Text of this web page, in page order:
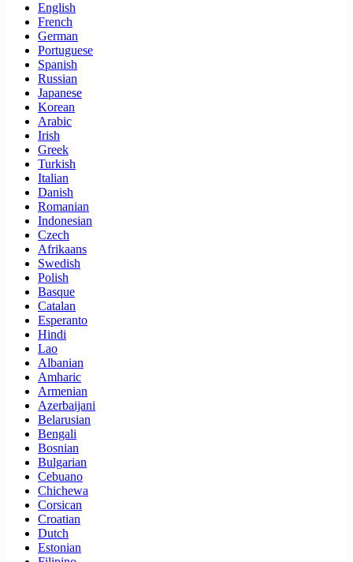
English
French
German
Portuguese
Spanish
Russian
Japanese
Korean
Arabic
Irish
Greek
Turkish
Italian
Danish
Romanian
Indonesian
Czech
Afrikaans
Swedish
Polish
Basque
Catalan
Esperanto
Hindi
Lao
Albanian
Amharic
Armenian
Azerbaijani
Belarusian
Bengali
Bosnian
Bulgarian
Cebuano
Chichewa
Corsican
Croatian
Dutch
Estonian